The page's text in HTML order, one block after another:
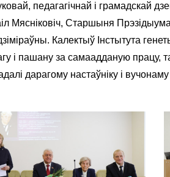
педагагічнай і грамадскай
Мясніковіч, Старшыня
Калектыў Інстытута
і пашану за самаадданую працу,
дарагому настаўніку і